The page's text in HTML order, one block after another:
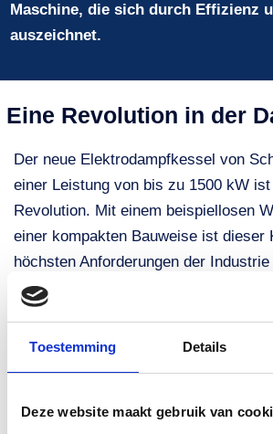
Toestemming Details
Deze website maakt gebruik van
Maschine, die sich durch Effizienz
auszeichnet.
Eine Revolution in der
Der neue Elektrodampfkessel von
einer Leistung von bis zu 1500 kW
Revolution. Mit einem beispiellosen
einer kompakten Bauweise ist dieser
höchsten Anforderungen der
Dieses Modell steht an der Spitze
umweltfreundlicheren Energiequellen,
entscheidender Schritt angesichts der